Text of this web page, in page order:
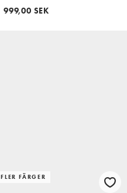
mönster och dekorativ söm
999,00 SEK
FLER FÄRGER